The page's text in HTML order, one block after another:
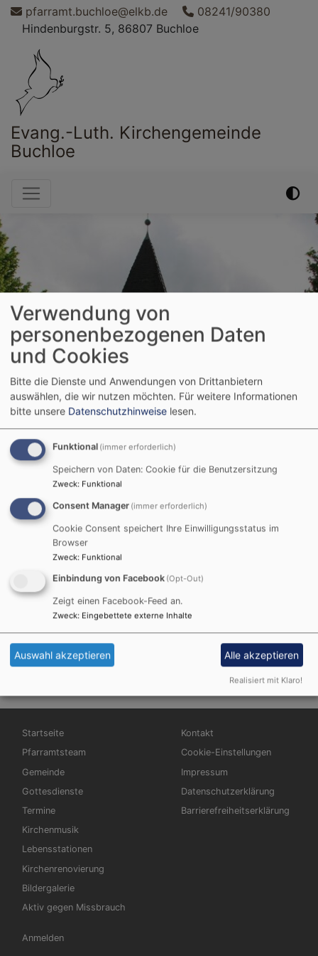
Direktpfarramt.buchloe@elkb.de
08241/90380
Hindenburgstr. 5, 86807 Buchloe
Evang.-Luth. Kirchengemeinde
Buchloe
Hauptnavigation
Startseite
Kirchenrenovierung: Alle Infos auf einem Blick
Kirchenrenovierung: Viele schaffen mehr
Kirchenrenovierung:
Viele schaffen mehr
Bei "Viele schaffen mehr" gibt die VR-Bank Augsburg-
Ostallgäu für fünf gespendete Euro zehn weitere
zusätzlich.
Innerhalb desAktionzeitraumes von über 90 Tagen
wurden insgesamt 4580 Euro gesammelt. 126
Unterstützer und Unterstützerinnen haben für das
Erreichen der benötigten Mindestsumme von 3000
Euro vor dem 21. Oktober gesorgt.
Vielen Dank für Ihre Unterstützung!
Hauptnavigation
Startseite
Pfarramtsteam
Gemeinde
Gottesdienste
Termine
Kirchenmusik
Lebensstationen
Kirchenrenovierung
Bildergalerie
Aktiv gegen Missbrauch
Fußbereichsmenü
Kontakt
Cookie-Einstellungen
Impressum
Datenschutzerklärung
Barrierefreiheitserklärung
Benutzermenü
Anmelden
Verwendung von
personenbezogenen Daten
und Cookies
Bitte die Dienste und Anwendungen von Drittanbietern
auswählen, die wir nutzen möchten. Für weitere Informationen
bitte unsere Datenschutzhinweise lesen.
Funktional (immer erforderlich)
Speichern von Daten: Cookie für die Benutzersitzung
Zweck: Funktional
Consent Manager (immer erforderlich)
Cookie Consent speichert Ihre Einwilligungsstatus im
Browser
Zweck: Funktional
Einbindung von Facebook (Opt-Out)
Zeigt einen Facebook-Feed an.
Zweck: Eingebettete externe Inhalte
Auswahl akzeptieren Alle akzeptieren
Realisiert mit Klaro!